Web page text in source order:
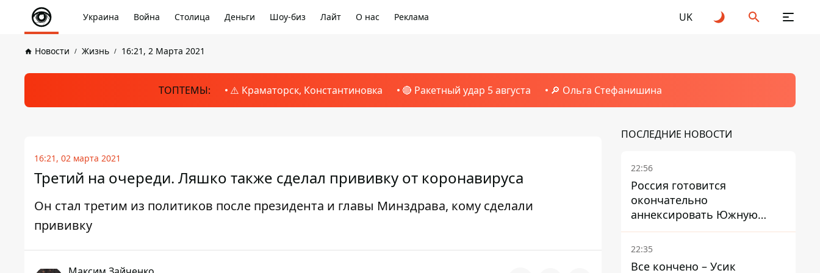
Украина Война Столица Деньги Шоу-биз Лайт О нас Реклама UK
Новости Жизнь 16:21, 2 Марта 2021
ТОПТЕМЫ: ⚠️ Краматорск, Константиновка 🔴 Ракетный удар 5 августа 🔎 Ольга Стефанишина
16:21, 02 марта 2021
Третий на очереди. Ляшко также сделал прививку от коронавируса
Он стал третим из политиков после президента и главы Минздрава, кому сделали
прививку
ПОСЛЕДНИЕ НОВОСТИ
22:56
Россия готовится
окончательно
аннексировать Южную
Осетию – страны НАТО
обеспокоены
22:35
Все кончено – Усик